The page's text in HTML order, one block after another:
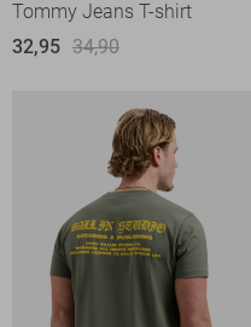
Tommy Jeans T-shirt
32,95 34,90